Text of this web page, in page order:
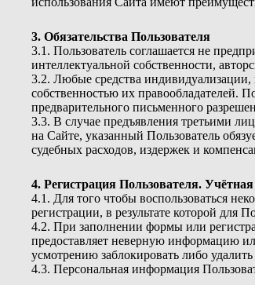
3. Обязательства Пользователя
3.1. Пользователь соглашается не
интеллектуальной собственности,
3.2. Любые средства индивидуализации,
собственностью их правообладателей.
предварительного письменного
3.3. В случае предъявления третьими
на Сайте, указанный Пользователь
судебных расходов, издержек и
4. Регистрация Пользователя.
4.1. Для того чтобы воспользоваться
регистрации, в результате которой для
4.2. При заполнении формы или
предоставляет неверную информацию
усмотрению заблокировать либо
4.3. Персональная информация